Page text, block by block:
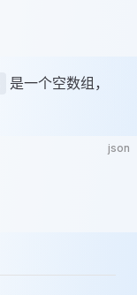
是一个空数组，
json